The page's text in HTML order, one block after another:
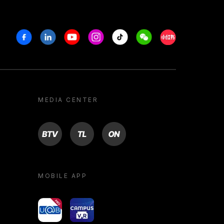
FacebookLinkedinYoutubeInstagram
Tiktok WeechatXiaohongshu/
MEDIA CENTER
BTV TL ON
MOBILE APP
yoU@B Campus VR